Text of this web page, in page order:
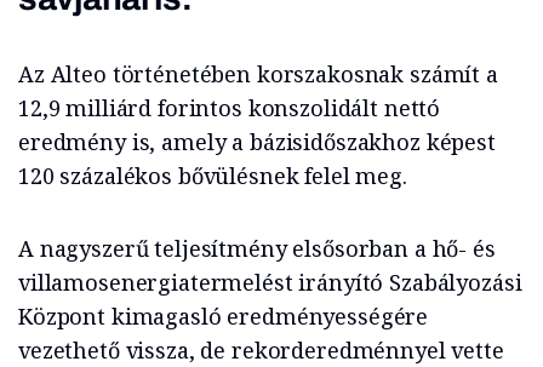
Az Alteo történetében korszakosnak számít a
12,9 milliárd forintos konszolidált nettó
eredmény is, amely a bázisidőszakhoz képest
120 százalékos bővülésnek felel meg.
A nagyszerű teljesítmény elsősorban a hő- és
villamosenergiatermelést irányító Szabályozási
Központ kimagasló eredményességére
vezethető vissza, de rekorderedménnyel vette